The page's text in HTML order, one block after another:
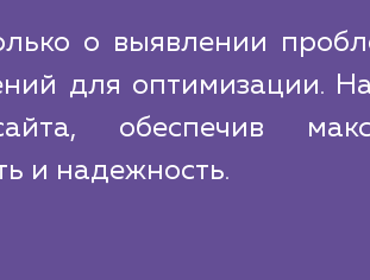
о выявлении
для оптимизации.
обеспечив
и надежность.